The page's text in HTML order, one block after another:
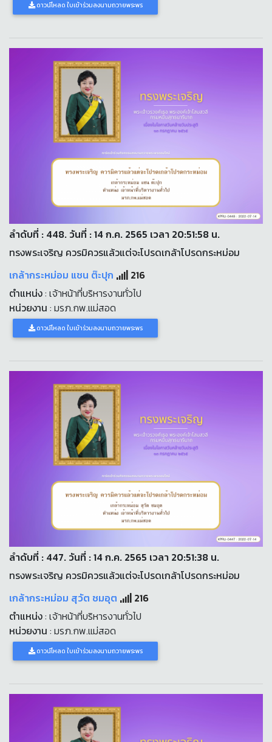
ดาวน์โหลด ใบเข้าร่วมลงนามถวายพระพร
ลำดับที่ : 448. วันที่ : 14 ก.ค. 2565 เวลา 20:51:58 น.
ทรงพระเจริญ ควรมิควรแล้วแต่จะโปรดเกล้าโปรดกระหม่อม
เกล้ากระหม่อม แชน ต๊ะปุก
216
ตำแหน่ง: เจ้าหน้าที่บริหารงานทั่วไป
หน่วยงาน : มรภ.กพ.แม่สอด
ดาวน์โหลด ใบเข้าร่วมลงนามถวายพระพร
ลำดับที่ : 447. วันที่ : 14 ก.ค. 2565 เวลา 20:51:38 น.
ทรงพระเจริญ ควรมิควรแล้วแต่จะโปรดเกล้าโปรดกระหม่อม
เกล้ากระหม่อม สุวัต ชมอุต
216
ตำแหน่ง: เจ้าหน้าที่บริหารงานทั่วไป
หน่วยงาน : มรภ.กพ.แม่สอด
ดาวน์โหลด ใบเข้าร่วมลงนามถวายพระพร